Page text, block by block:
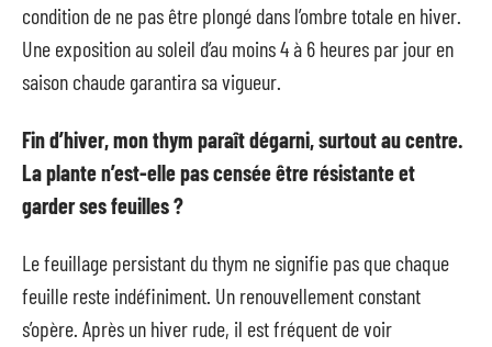
condition de ne pas être plongé dans l’ombre totale en hiver.
Une exposition au soleil d’au moins 4 à 6 heures par jour en
saison chaude garantira sa vigueur.
Fin d’hiver, mon thym paraît dégarni, surtout au centre.
La plante n’est-elle pas censée être résistante et
garder ses feuilles ?
Le feuillage persistant du thym ne signifie pas que chaque
feuille reste indéfiniment. Un renouvellement constant
s’opère. Après un hiver rude, il est fréquent de voir